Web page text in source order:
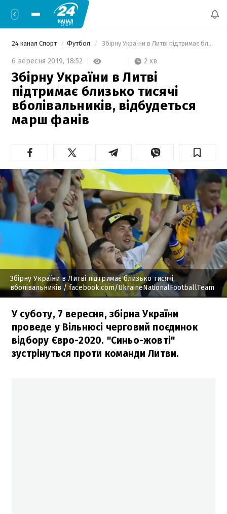
24 канал Спорт Футбол Збірну України в Литві підтримає близько тисячі вболівальників, відбудеться марш фанів
6 вересня 2019, 18:52 2 хв
Збірну України в Литві
підтримає близько тисячі
вболівальників, відбудеться
марш фанів
Збірну України в Литві підтримає близько тисячі
вболівальників/ facebook.com/UkraineNationalFootballTeam
У суботу, 7 вересня, збірна України
проведе у Вільнюсі черговий поєдинок
відбору Євро-2020. "Синьо-жовті"
зустрінуться проти команди Литви.